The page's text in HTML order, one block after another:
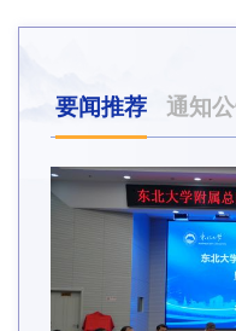
要闻推荐 通知